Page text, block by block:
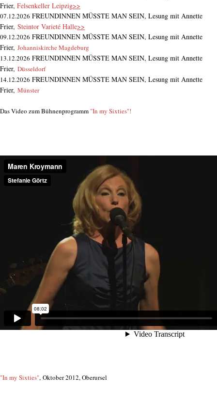
Frier, Felsenkeller Leipzig>>
07.12.2026 FREUNDINNEN MÜSSTE MAN SEIN, Lesung mit Annette
Frier, Steintor Varieté Halle>>
09.12.2026 FREUNDINNEN MÜSSTE MAN SEIN, Lesung mit Annette
Frier, Johanniskirche Magdeburg
13.12.2026 FREUNDINNEN MÜSSTE MAN SEIN, Lesung mit Annette
Frier, Düsseldorf
14.12.2026 FREUNDINNEN MÜSSTE MAN SEIN, Lesung mit Annette
Frier, Münster
Das Video zum Bühnenprogramm "In my Sixties"!
"In my Sixties", Oktober 2012, Oberursel